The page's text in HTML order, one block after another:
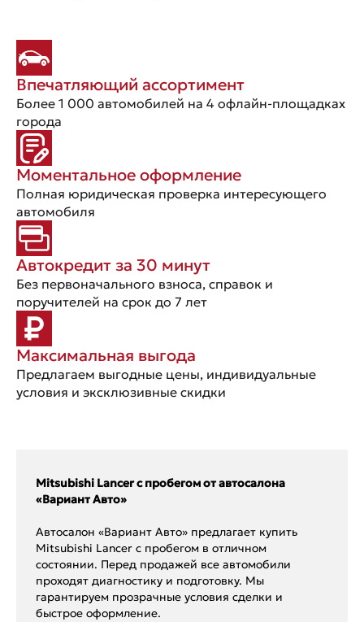
Впечатляющий ассортимент
Более 1 000 автомобилей на 4 офлайн-площадках
города
Моментальное оформление
Полная юридическая проверка интересующего
автомобиля
Автокредит за 30 минут
Без первоначального взноса, справок и
поручителей на срок до 7 лет
Максимальная выгода
Предлагаем выгодные цены, индивидуальные
условия и эксклюзивные скидки
Mitsubishi Lancer с пробегом от автосалона
«Вариант Авто»
Автосалон «Вариант Авто» предлагает купить
Mitsubishi Lancer с пробегом в отличном
состоянии. Перед продажей все автомобили
проходят диагностику и подготовку. Мы
гарантируем прозрачные условия сделки и
быстрое оформление.